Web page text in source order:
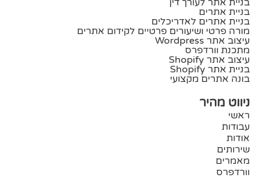
בניית אתרים
בניית אתרים לאדריכלים
מורה פרטי ושיעורים פרטיים לקידום אתרים
עיצוב אתר Wordpress
מתכנת וורדפרס
עיצוב אתר Shopify
בניית אתר Shopify
בונה אתרים מקצועי
ניווט מהיר
ראשי
עבודות
אודות
שירותים
מאמרים
וורדפרס